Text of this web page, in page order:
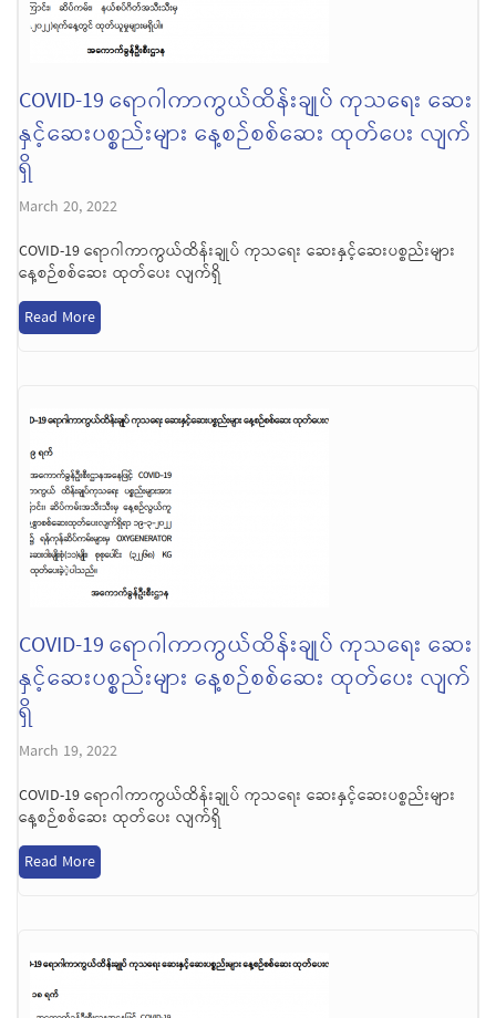
COVID-19 ရောဂါကာကွယ်ထိန်းချုပ် ကုသရေး ဆေး
နှင့်ဆေးပစ္စည်းများ နေ့စဉ်စစ်ဆေး ထုတ်ပေး လျက်
ရှိ
March 20, 2022
COVID-19 ရောဂါကာကွယ်ထိန်းချုပ် ကုသရေး ဆေးနှင့်ဆေးပစ္စည်းများ
နေ့စဉ်စစ်ဆေး ထုတ်ပေး လျက်ရှိ
Read More
COVID-19 ရောဂါကာကွယ်ထိန်းချုပ် ကုသရေး ဆေး
နှင့်ဆေးပစ္စည်းများ နေ့စဉ်စစ်ဆေး ထုတ်ပေး လျက်
ရှိ
March 19, 2022
COVID-19 ရောဂါကာကွယ်ထိန်းချုပ် ကုသရေး ဆေးနှင့်ဆေးပစ္စည်းများ
နေ့စဉ်စစ်ဆေး ထုတ်ပေး လျက်ရှိ
Read More